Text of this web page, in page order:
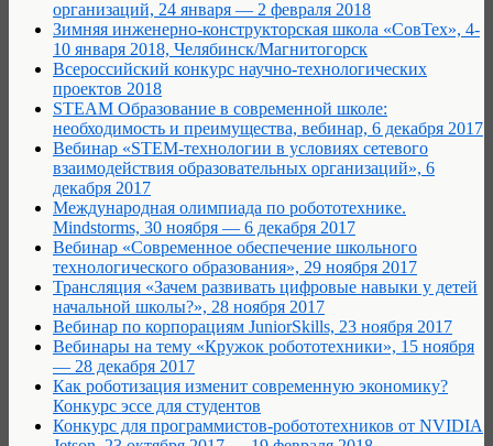
организаций, 24 января — 2 февраля 2018
Зимняя инженерно-конструкторская школа «СовТех», 4-
10 января 2018, Челябинск/Магнитогорск
Всероссийский конкурс научно-технологических
проектов 2018
STEAM Образование в современной школе:
необходимость и преимущества, вебинар, 6 декабря 2017
Вебинар «STEM-технологии в условиях сетевого
взаимодействия образовательных организаций», 6
декабря 2017
Международная олимпиада по робототехнике.
Mindstorms, 30 ноября — 6 декабря 2017
Вебинар «Современное обеспечение школьного
технологического образования», 29 ноября 2017
Трансляция «Зачем развивать цифровые навыки у детей
начальной школы?», 28 ноября 2017
Вебинар по корпорациям JuniorSkills, 23 ноября 2017
Вебинары на тему «Кружок робототехники», 15 ноября
— 28 декабря 2017
Как роботизация изменит современную экономику?
Конкурс эссе для студентов
Конкурс для программистов-робототехников от NVIDIA